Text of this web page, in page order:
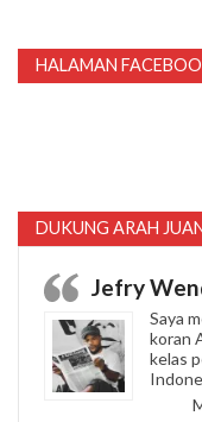
HALAMAN
DUKUNG ARAH
Jefry
Saya
koran
kelas